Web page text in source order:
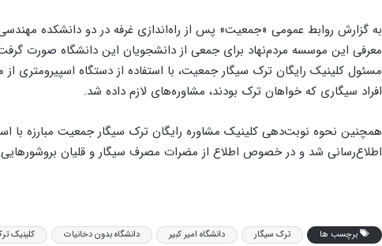
به گزارش روابط عمومی «جمعیت» پس از راه‌اندازی غرفه در دو دانشکده مهندسی
معرفی این موسسه مردم‌نهاد برای جمعی از دانشجویان این دانشگاه صورت
مسئول کلینیک رایگان ترک سیگار جمعیت، با استفاده از دستگاه اسپیرومتری
افراد سیگاری که خواهان ترک بودند، مشاوره‌های لازم داده شد.
همچنین نحوه نوبت‌دهی کلینیک مشاوره رایگان ترک سیگار جمعیت مبارزه با
اطلاع‌رسانی شد و در خصوص اطلاع از مضرات مصرف سیگار و قلیان بروشورهایی
برچسب ها ترک سیگار دانشگاه امیر کبیر دانشگاه بدون دخانیات کلینیک